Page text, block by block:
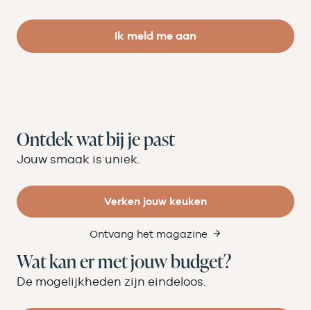
Ik meld me aan
Ontdek wat bij je past
Jouw smaak is uniek.
Verken jouw keuken
Ontvang het magazine
Wat kan er met jouw budget?
De mogelijkheden zijn eindeloos.